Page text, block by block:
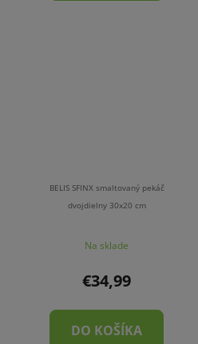
BELIS SFINX smaltovaný pekáč
dvojdielny 30x20 cm
Na sklade
€34,99
DO KOŠÍKA